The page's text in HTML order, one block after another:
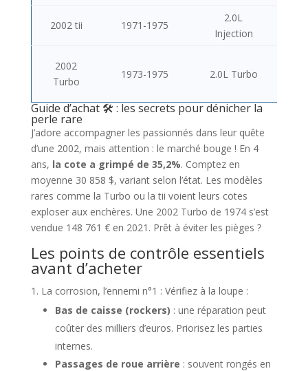
2002 tii 1971-1975
2.0L
Injection
2002
Turbo
1973-1975 2.0L Turbo
Guide d’achat 🛠️ : les secrets pour dénicher la
perle rare
J’adore accompagner les passionnés dans leur quête
d’une 2002, mais attention : le marché bouge ! En 4
ans, la cote a grimpé de 35,2%. Comptez en
moyenne 30 858 $, variant selon l’état. Les modèles
rares comme la Turbo ou la tii voient leurs cotes
exploser aux enchères. Une 2002 Turbo de 1974 s’est
vendue 148 761 € en 2021. Prêt à éviter les pièges ?
Les points de contrôle essentiels
avant d’acheter
La corrosion, l’ennemi n°1 : Vérifiez à la loupe :
Bas de caisse (rockers) : une réparation peut
coûter des milliers d’euros. Priorisez les parties
internes.
Passages de roue arrière : souvent rongés en